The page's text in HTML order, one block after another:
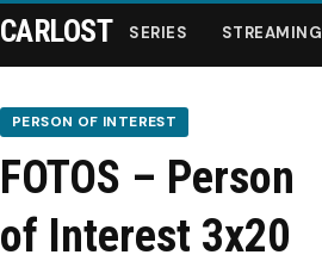
Series
Streaming
CARLOST SERIES STREAMING
PERSON OF INTEREST
FOTOS – Person
of Interest 3x20